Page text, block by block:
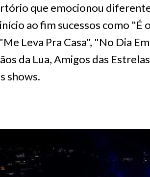
que emocionou
ao fim sucessos como "É
Leva Pra Casa", "No Dia
da Lua, Amigos das
shows.